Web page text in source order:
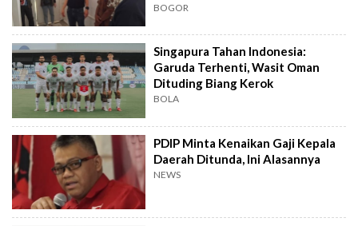
BOGOR
Singapura Tahan Indonesia:
Garuda Terhenti, Wasit Oman
Dituding Biang Kerok
BOLA
PDIP Minta Kenaikan Gaji Kepala
Daerah Ditunda, Ini Alasannya
NEWS